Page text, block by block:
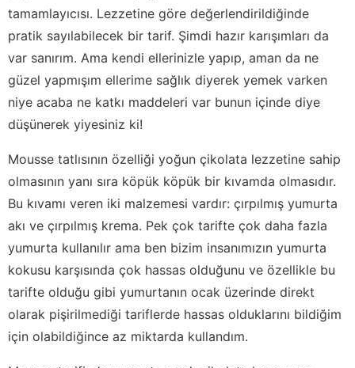
tamamlayıcısı. Lezzetine göre değerlendirildiğinde
pratik sayılabilecek bir tarif. Şimdi hazır karışımları da
var sanırım. Ama kendi ellerinizle yapıp, aman da ne
güzel yapmışım ellerime sağlık diyerek yemek varken
niye acaba ne katkı maddeleri var bunun içinde diye
düşünerek yiyesiniz ki!
Mousse tatlısının özelliği yoğun çikolata lezzetine sahip
olmasının yanı sıra köpük köpük bir kıvamda olmasıdır.
Bu kıvamı veren iki malzemesi vardır: çırpılmış yumurta
akı ve çırpılmış krema. Pek çok tarifte çok daha fazla
yumurta kullanılır ama ben bizim insanımızın yumurta
kokusu karşısında çok hassas olduğunu ve özellikle bu
tarifte olduğu gibi yumurtanın ocak üzerinde direkt
olarak pişirilmediği tariflerde hassas olduklarını bildiğim
için olabildiğince az miktarda kullandım.